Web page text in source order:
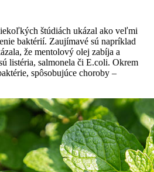
štúdiách ukázal ako veľmi
baktérií. Zaujímavé sú napríklad
že mentolový olej zabíja a
listéria, salmonela či E.coli. Okrem
spôsobujúce choroby –